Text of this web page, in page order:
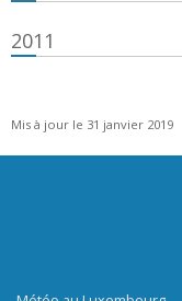
2011
Mis à jour le 31 janvier 2019